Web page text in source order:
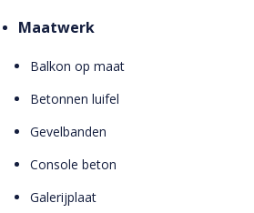
Maatwerk
Balkon op maat
Betonnen luifel
Gevelbanden
Console beton
Galerijplaat